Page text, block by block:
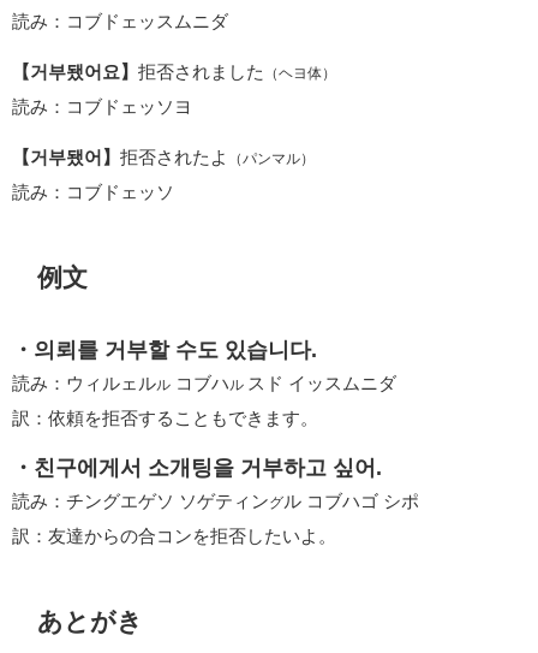
読み：コブドェッスムニダ
【거부됐어요】 拒否されました （ヘヨ体）
読み：コブドェッソヨ
【거부됐어】 拒否されたよ （パンマル）
読み：コブドェッソ
例文
・의뢰를 거부할 수도 있습니다.
読み：ウィルェルル コブハ ル スド イッスムニダ
訳：依頼を拒否することもできます。
・친구에게서 소개팅을 거부하고 싶어.
読み：チングエゲソ ソゲティングル コブハゴ シポ
訳：友達からの合コンを拒否したいよ。
あとがき